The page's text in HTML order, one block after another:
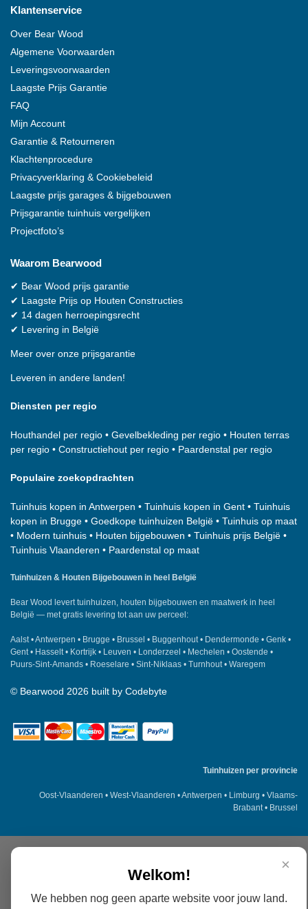
Klantenservice
Over Bear Wood
Algemene Voorwaarden
Leveringsvoorwaarden
Laagste Prijs Garantie
FAQ
Mijn Account
Garantie & Retourneren
Klachtenprocedure
Privacyverklaring & Cookiebeleid
Laagste prijs garages & bijgebouwen
Prijsgarantie tuinhuis vergelijken
Projectfoto’s
Waarom Bearwood
✔ Bear Wood prijs garantie
✔ Laagste Prijs op Houten Constructies
✔ 14 dagen herroepingsrecht
✔ Levering in België
Meer over onze prijsgarantie
Leveren in andere landen!
Diensten per regio
Houthandel per regio • Gevelbekleding per regio • Houten terras
per regio • Constructiehout per regio • Paardenstal per regio
Populaire zoekopdrachten
Tuinhuis kopen in Antwerpen • Tuinhuis kopen in Gent • Tuinhuis
kopen in Brugge • Goedkope tuinhuizen België • Tuinhuis op maat
• Modern tuinhuis • Houten bijgebouwen • Tuinhuis prijs België •
Tuinhuis Vlaanderen • Paardenstal op maat
Tuinhuizen & Houten Bijgebouwen in heel België
Bear Wood levert tuinhuizen, houten bijgebouwen en maatwerk in heel
België — met gratis levering tot aan uw perceel:
Aalst•Antwerpen • Brugge • Brussel • Buggenhout• Dendermonde • Genk •
Gent• Hasselt• Kortrijk • Leuven • Londerzeel • Mechelen • Oostende •
Puurs-Sint-Amands • Roeselare • Sint-Niklaas • Turnhout• Waregem
© Bearwood 2026 built by Codebyte
Tuinhuizen per provincie
Oost-Vlaanderen • West-Vlaanderen •Antwerpen • Limburg • Vlaams-
Brabant• Brussel
×
Welkom!
We hebben nog geen aparte website voor jouw land.